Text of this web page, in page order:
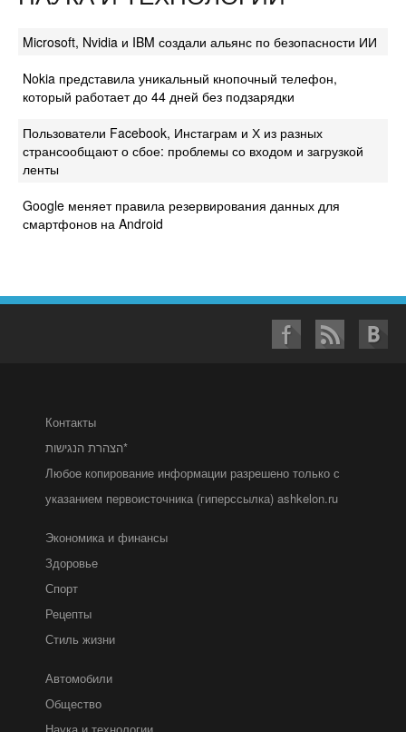
Microsoft, Nvidia и IBM создали альянс по безопасности ИИ
Nokia представила уникальный кнопочный телефон,
который работает до 44 дней без подзарядки
Пользователи Facebook, Инстаграм и Х из разных
странсообщают о сбое: проблемы со входом и загрузкой
ленты
Google меняет правила резервирования данных для
смартфонов на Android
Контакты
הצהרת הנגישות*
Любое копирование информации разрешено только с
указанием первоисточника (гиперссылка) ashkelon.ru
Экономика и финансы
Здоровье
Спорт
Рецепты
Стиль жизни
Автомобили
Общество